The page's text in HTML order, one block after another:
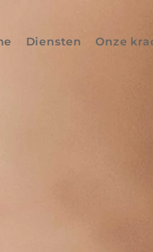
Diensten Onze